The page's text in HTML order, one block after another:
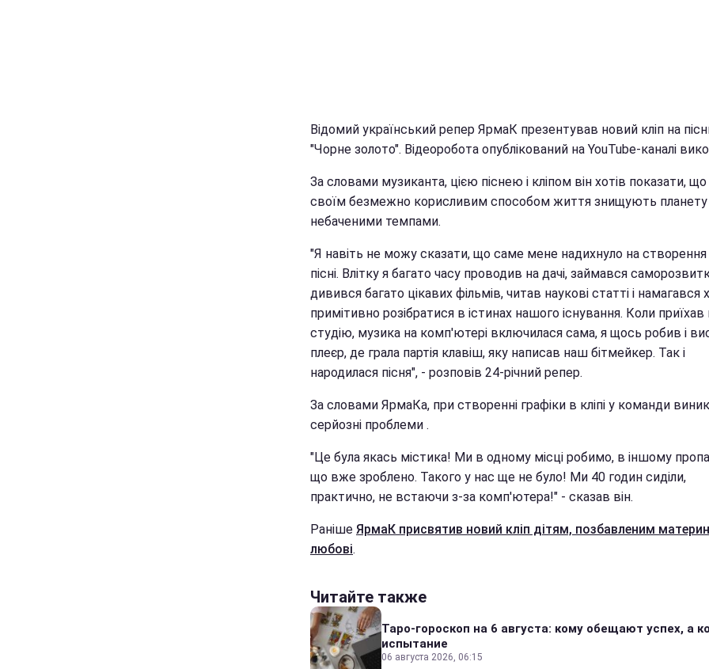
Відомий український репер ЯрмаК презентував новий кліп на
"Чорне золото". Відеоробота опублікований на YouTube-каналі
За словами музиканта, цією піснею і кліпом він хотів показати,
своїм безмежно корисливим способом життя знищують планету
небаченими темпами.
"Я навіть не можу сказати, що саме мене надихнуло на створення
пісні. Влітку я багато часу проводив на дачі, займався
дивився багато цікавих фільмів, читав наукові статті і намагався
примітивно розібратися в істинах нашого існування. Коли приїхав
студію, музика на комп'ютері включилася сама, я щось робив і
плеєр, де грала партія клавіш, яку написав наш бітмейкер. Так і
народилася пісня", - розповів 24-річний репер.
За словами ЯрмаКа, при створенні графіки в кліпі у команди
серйозні проблеми .
"Це була якась містика! Ми в одному місці робимо, в іншому
що вже зроблено. Такого у нас ще не було! Ми 40 годин сиділи,
практично, не встаючи з-за комп'ютера!" - сказав він.
Раніше ЯрмаК присвятив новий кліп дітям, позбавленим
любові.
Читайте также
Таро-гороскоп на 6 августа: кому обещают успех, а
испытание
06 августа 2026, 06:15